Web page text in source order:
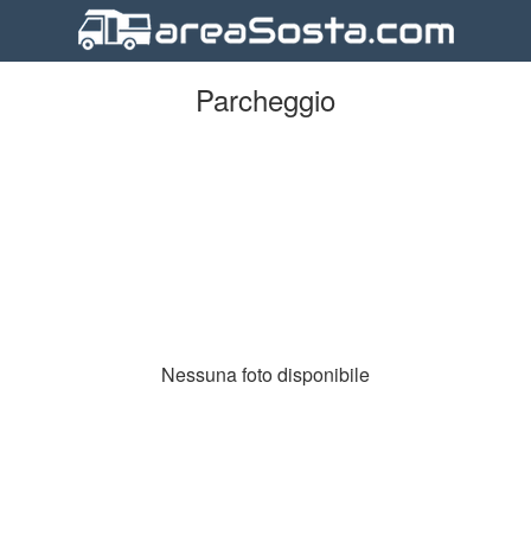
Parcheggio
Nessuna foto disponibile